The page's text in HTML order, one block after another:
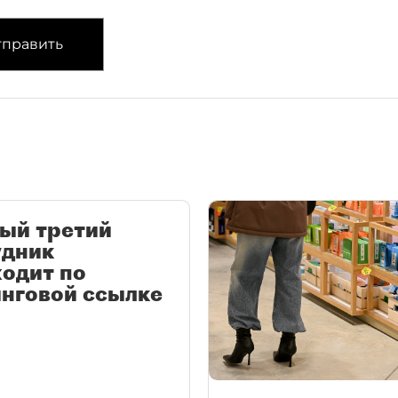
третий
по
ссылке